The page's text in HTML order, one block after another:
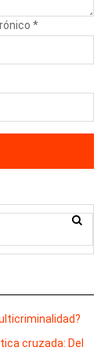
*
cruzada: Del